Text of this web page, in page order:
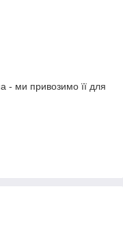
- ми привозимо її для